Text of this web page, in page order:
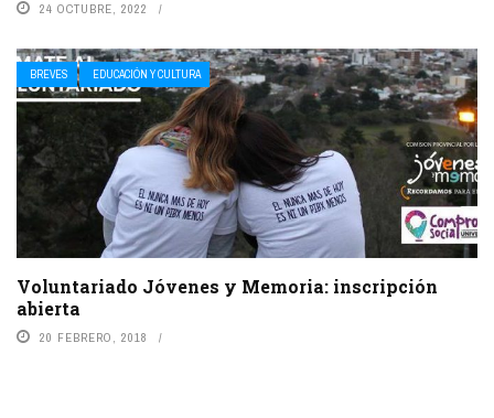
24 OCTUBRE, 2022
BREVES EDUCACIÓN Y CULTURA
Voluntariado Jóvenes y Memoria: inscripción
abierta
20 FEBRERO, 2018